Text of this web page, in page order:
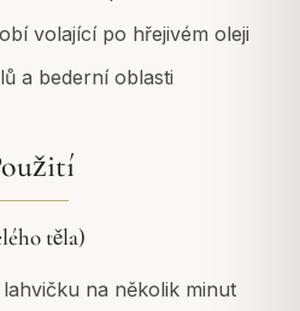
volající po hřejivém oleji
a bederní oblasti
těla)
na několik minut